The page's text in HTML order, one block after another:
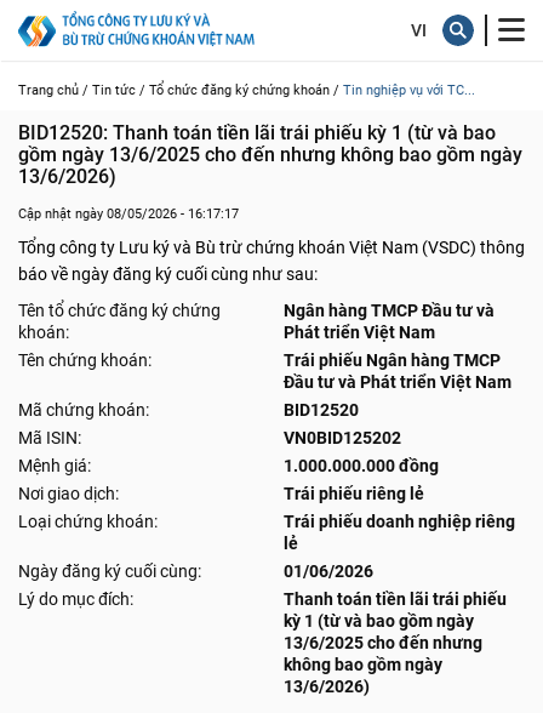
Trang chủ / Tin tức / Tổ chức đăng ký chứng khoán / Tin nghiệp vụ với TC...
BID12520: Thanh toán tiền lãi trái phiếu kỳ 1 (từ và bao
gồm ngày 13/6/2025 cho đến nhưng không bao gồm ngày
13/6/2026)
Cập nhật ngày 08/05/2026 - 16:17:17
Tổng công ty Lưu ký và Bù trừ chứng khoán Việt Nam (VSDC) thông
báo về ngày đăng ký cuối cùng như sau:
Tên tổ chức đăng ký chứng
khoán:
Ngân hàng TMCP Đầu tư và
Phát triển Việt Nam
Tên chứng khoán:
Trái phiếu Ngân hàng TMCP
Đầu tư và Phát triển Việt Nam
Mã chứng khoán:
BID12520
Mã ISIN:
VN0BID125202
Mệnh giá:
1.000.000.000 đồng
Nơi giao dịch:
Trái phiếu riêng lẻ
Loại chứng khoán:
Trái phiếu doanh nghiệp riêng
lẻ
Ngày đăng ký cuối cùng:
01/06/2026
Lý do mục đích:
Thanh toán tiền lãi trái phiếu
kỳ 1 (từ và bao gồm ngày
13/6/2025 cho đến nhưng
không bao gồm ngày
13/6/2026)